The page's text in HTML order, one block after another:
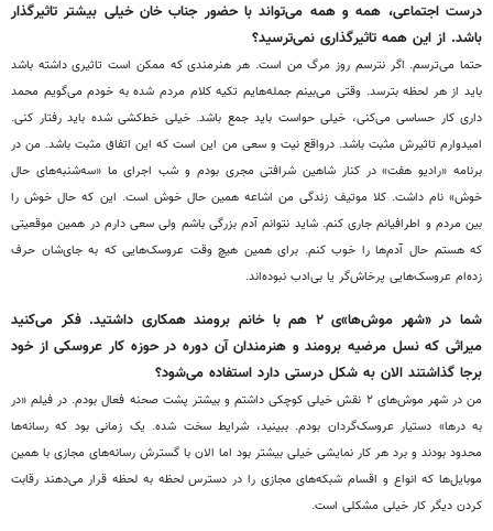
درست اجتماعی، همه و همه میتواند با حضور جناب خان خیلی بیشتر تاثیرگذار
باشد. از این همه تاثیرگذاری نمیترسید؟
حتما میترسم. اگر نترسم روز مرگ من است. هر هنرمندی که ممکن است تاثیری داشته باشد
باید از هر لحظه بترسد. وقتی میبینم جملههایم تکیه کلام مردم شده به خودم میگویم محمد
داری کار حساسی میکنی، خیلی حواست باید جمع باشد. خیلی خطکشی شده باید رفتار کنی.
امیدوارم تاثیرش مثبت باشد. درواقع نیت و سعی من این است که این اتفاق مثبت باشد. من در
برنامه «رادیو هفت»در کنار شاهین شرافتی مجری بودم و شب اجرای ما«سهشنبههای حال
خوش» نام داشت. کلا موتیف زندگی من اشاعه همین حال خوش است. این که حال خوش را
بین مردم و اطرافیانم جاری کنم. شاید نتوانم آدم بزرگی باشم ولی سعی دارم در همین موقعیتی
که هستم حال آدمها را خوب کنم. برای همین هیچ وقت عروسکهایی که به جایشان حرف
زدهام عروسکهایی پرخاشگر یا بیادب نبودهاند.
شما در«شهر موشها»ی ۲ هم با خانم برومند همکاری داشتید. فکر میکنید
میراثی که نسل مرضیه برومند و هنرمندان آن دوره در حوزه کار عروسکی از خود
برجا گذاشتند الان به شکل درستی دارد استفاده میشود؟
من در شهر موشهای ۲ نقش خیلی کوچکی داشتم و بیشتر پشت صحنه فعال بودم. در فیلم «در
به درها» دستیار عروسکگردان بودم. ببینید، شرایط سخت شده. یک زمانی بود که رسانهها
محدود بودند و برد هر کار نمایشی خیلی بیشتر بود اما الان با گسترش رسانههای مجازی با همین
موبایلها که انواع و اقسام شبکههای مجازی را در دسترس لحظه به لحظه قرار میدهند رقابت
کردن دیگر کار خیلی مشکلی است.